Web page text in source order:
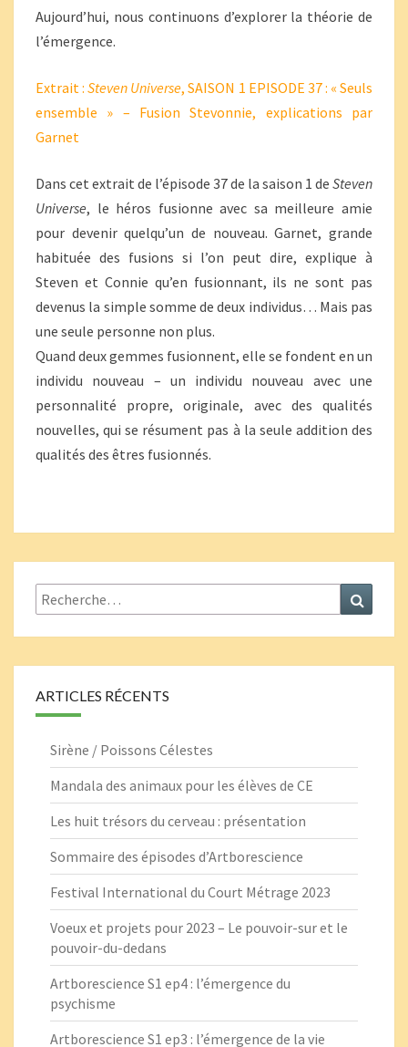
Aujourd’hui, nous continuons d’explorer la théorie de
l’émergence.
Extrait :Steven Universe, SAISON 1 EPISODE 37 : « Seuls
ensemble » – Fusion Stevonnie, explications par
Garnet
Dans cet extrait de l’épisode 37 de la saison 1 de Steven
Universe, le héros fusionne avec sa meilleure amie
pour devenir quelqu’un de nouveau. Garnet, grande
habituée des fusions si l’on peut dire, explique à
Steven et Connie qu’en fusionnant, ils ne sont pas
devenus la simple somme de deux individus… Mais pas
une seule personne non plus.
Quand deux gemmes fusionnent, elle se fondent en un
individu nouveau – un individu nouveau avec une
personnalité propre, originale, avec des qualités
nouvelles, qui se résument pas à la seule addition des
qualités des êtres fusionnés.
Rechercher :
ARTICLES RÉCENTS
Sirène / Poissons Célestes
Mandala des animaux pour les élèves de CE
Les huit trésors du cerveau : présentation
Sommaire des épisodes d’Artborescience
Festival International du Court Métrage 2023
Voeux et projets pour 2023 – Le pouvoir-sur et le
pouvoir-du-dedans
Artborescience S1 ep4 : l’émergence du
psychisme
Artborescience S1 ep3 : l’émergence de la vie